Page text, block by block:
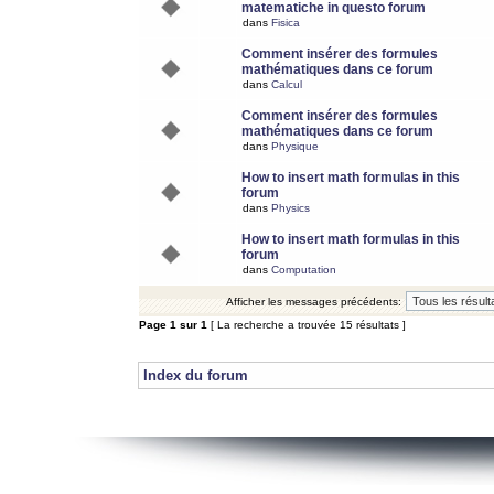
matematiche in questo forum
dans Fisica
Comment insérer des formules
mathématiques dans ce forum
dans Calcul
Comment insérer des formules
mathématiques dans ce forum
dans Physique
How to insert math formulas in this
forum
dans Physics
How to insert math formulas in this
forum
dans Computation
Afficher les messages précédents:
Page 1 sur 1 [ La recherche a trouvée 15 résultats ]
Index du forum